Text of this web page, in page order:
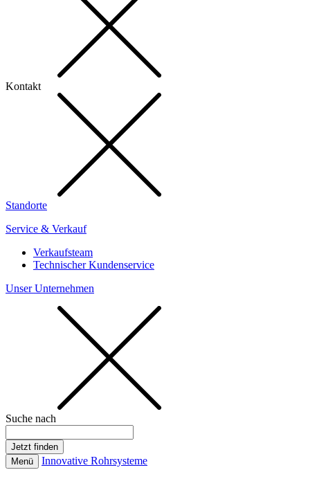
Kontakt
Standorte
Service & Verkauf
Verkaufsteam
Technischer Kundenservice
Unser Unternehmen
Suche nach
Menü Innovative Rohrsysteme